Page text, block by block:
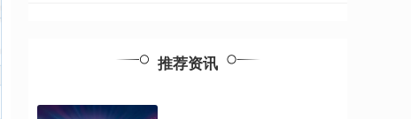
推荐资讯